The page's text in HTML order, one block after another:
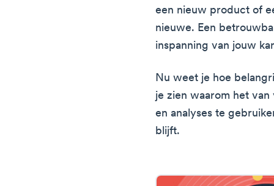
een nieuw product of
nieuwe. Een
inspanning van jouw
Nu weet je hoe
je zien waarom het
en analyses te
blijft.